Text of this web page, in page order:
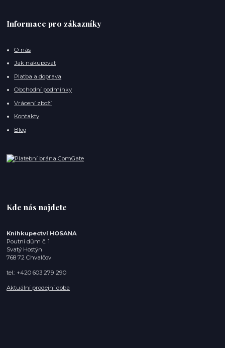
Informace pro zákazníky
O nás
Jak nakupovat
Platba a doprava
Obchodní podmínky
Vrácení zboží
Kontakty
Blog
Kde nás najdete
Knihkupectví HOSANA
Poutní dům č. 1
Svatý Hostýn
768 72 Chvalčov
tel.: +420 603 279 290
Aktuální prodejní doba